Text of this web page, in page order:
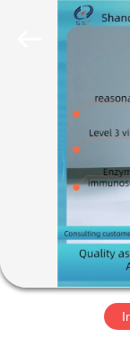
MAISON
PRODUITS
SUJET
DE
NOUS